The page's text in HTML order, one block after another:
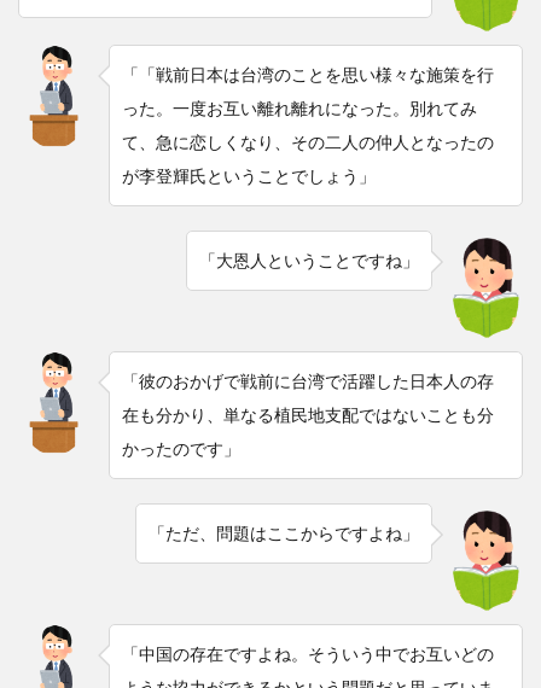
「「戦前日本は台湾のことを思い様々な施策を行
った。一度お互い離れ離れになった。別れてみ
て、急に恋しくなり、その二人の仲人となったの
が李登輝氏ということでしょう」
「大恩人ということですね」
「彼のおかげで戦前に台湾で活躍した日本人の存
在も分かり、単なる植民地支配ではないことも分
かったのです」
「ただ、問題はここからですよね」
「中国の存在ですよね。そういう中でお互いどの